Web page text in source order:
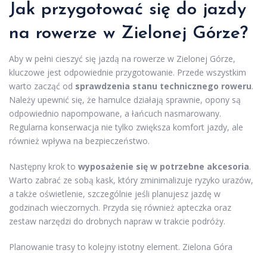
Jak przygotować się do jazdy
na rowerze w Zielonej Górze?
Aby w pełni cieszyć się jazdą na rowerze w Zielonej Górze,
kluczowe jest odpowiednie przygotowanie. Przede wszystkim
warto zacząć od sprawdzenia stanu technicznego roweru.
Należy upewnić się, że hamulce działają sprawnie, opony są
odpowiednio napompowane, a łańcuch nasmarowany.
Regularna konserwacja nie tylko zwiększa komfort jazdy, ale
również wpływa na bezpieczeństwo.
Następny krok to wyposażenie się w potrzebne akcesoria.
Warto zabrać ze sobą kask, który zminimalizuje ryzyko urazów,
a także oświetlenie, szczególnie jeśli planujesz jazdę w
godzinach wieczornych. Przyda się również apteczka oraz
zestaw narzędzi do drobnych napraw w trakcie podróży.
Planowanie trasy to kolejny istotny element. Zielona Góra